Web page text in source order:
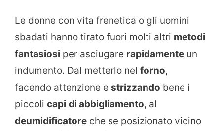
Le donne con vita frenetica o gli uomini
sbadati hanno tirato fuori molti altri metodi
fantasiosi per asciugare rapidamente un
indumento. Dal metterlo nel forno,
facendo attenzione e strizzando bene i
piccoli capi di abbigliamento, al
deumidificatore che se posizionato vicino